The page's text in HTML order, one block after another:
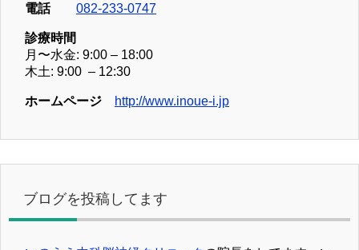
電話 082-233-0747
診療時間
月〜水金: 9:00 – 18:00
木土: 9:00 – 12:30
ホームページ http://www.inoue-i.jp
ブログを投稿してます